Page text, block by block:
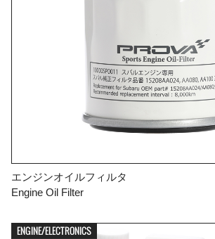
エンジンオイルフィルタ
Engine Oil Filter
ENGINE/ELECTRONICS